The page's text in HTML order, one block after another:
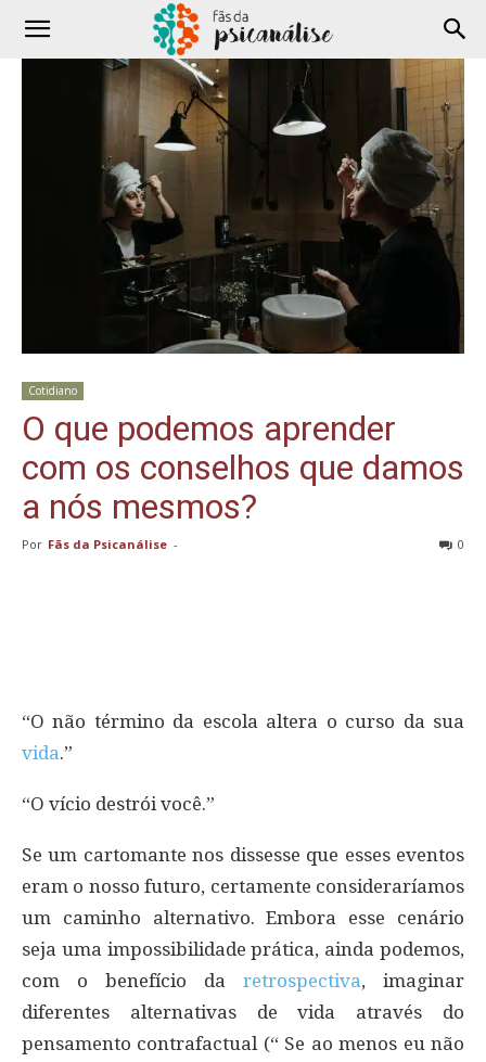
Cotidiano
O que podemos aprender
com os conselhos que damos
a nós mesmos?
Por Fãs da Psicanálise - 0
“O não término da escola altera o curso da sua
vida.”
“O vício destrói você.”
Se um cartomante nos dissesse que esses eventos
eram o nosso futuro, certamente consideraríamos
um caminho alternativo. Embora esse cenário
seja uma impossibilidade prática, ainda podemos,
com o benefício da retrospectiva, imaginar
diferentes alternativas de vida através do
pensamento contrafactual (“ Se ao menos eu não